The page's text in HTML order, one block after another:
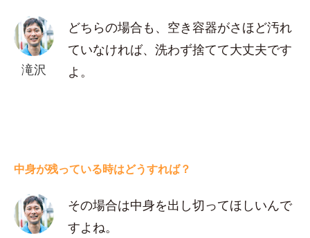
滝沢
どちらの場合も、空き容器がさほど汚れ
ていなければ、洗わず捨てて大丈夫です
よ。
中身が残っている時はどうすれば？
その場合は中身を出し切ってほしいんで
すよね。